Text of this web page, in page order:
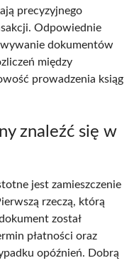
precyzyjnego
Odpowiednie
dokumentów
między
prowadzenia ksiąg
znaleźć się w
jest zamieszczenie
rzeczą, którą
został
płatności oraz
opóźnień. Dobrą